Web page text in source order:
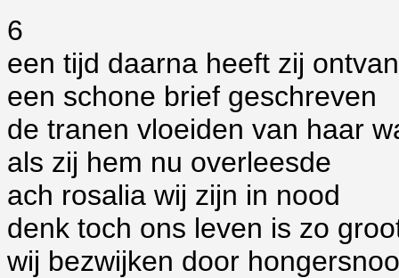
6
een tijd daarna heeft zij
een schone brief geschreven
de tranen vloeiden van haar
als zij hem nu overleesde
ach rosalia wij zijn in nood
denk toch ons leven is zo
wij bezwijken door